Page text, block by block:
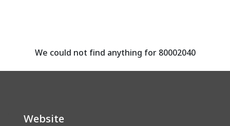
assignment ลงทะเบียน
We could not find anything for 80002040
Website